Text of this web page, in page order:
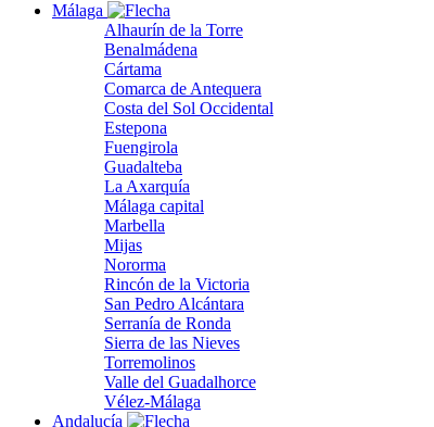
Málaga
Alhaurín de la Torre
Benalmádena
Cártama
Comarca de Antequera
Costa del Sol Occidental
Estepona
Fuengirola
Guadalteba
La Axarquía
Málaga capital
Marbella
Mijas
Nororma
Rincón de la Victoria
San Pedro Alcántara
Serranía de Ronda
Sierra de las Nieves
Torremolinos
Valle del Guadalhorce
Vélez-Málaga
Andalucía